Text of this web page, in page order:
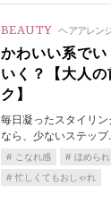
BEAUTY ヘアアレン
かわいい系で
いく？【大人
ク】
毎日凝ったスタイリ
なら、少ないステッ
こなれ感
ほめら
忙しくてもおしゃれ